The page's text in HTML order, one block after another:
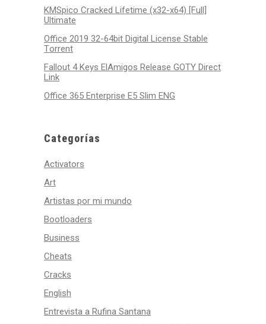
KMSpico Cracked Lifetime (x32-x64) [Full]
Ultimate
Office 2019 32-64bit Digital License Stable
Tоrrеnt
Fallout 4 Keys ElAmigos Release GOTY Direct
Link
Office 365 Enterprise E5 Slim ENG
Categorías
Activators
Art
Artistas por mi mundo
Bootloaders
Business
Cheats
Cracks
English
Entrevista a Rufina Santana